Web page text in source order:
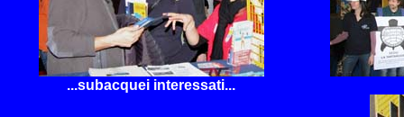
...subacquei interessati...